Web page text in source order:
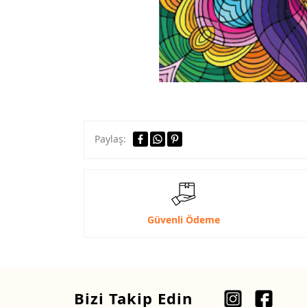
Paylaş:
Güvenli Ödeme
Bizi Takip Edin